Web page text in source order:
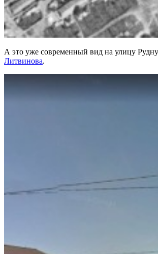
А это уже современный вид на улицу
Литвинова.